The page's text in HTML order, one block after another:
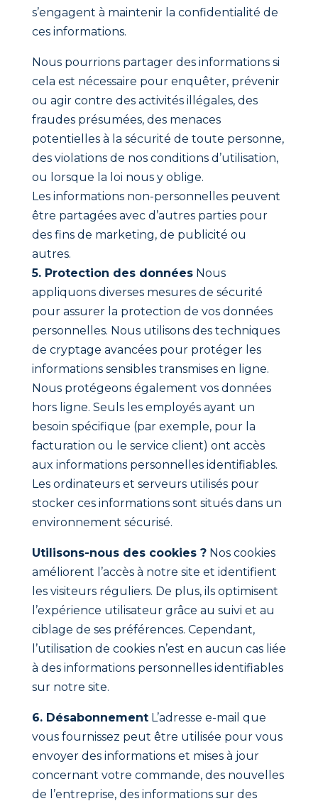
s’engagent à maintenir la confidentialité de
ces informations.
Nous pourrions partager des informations si
cela est nécessaire pour enquêter, prévenir
ou agir contre des activités illégales, des
fraudes présumées, des menaces
potentielles à la sécurité de toute personne,
des violations de nos conditions d’utilisation,
ou lorsque la loi nous y oblige.
Les informations non-personnelles peuvent
être partagées avec d’autres parties pour
des fins de marketing, de publicité ou
autres.
5. Protection des donnéesNous
appliquons diverses mesures de sécurité
pour assurer la protection de vos données
personnelles. Nous utilisons des techniques
de cryptage avancées pour protéger les
informations sensibles transmises en ligne.
Nous protégeons également vos données
hors ligne. Seuls les employés ayant un
besoin spécifique (par exemple, pour la
facturation ou le service client) ont accès
aux informations personnelles identifiables.
Les ordinateurs et serveurs utilisés pour
stocker ces informations sont situés dans un
environnement sécurisé.
Utilisons-nous des cookies ?Nos cookies
améliorent l’accès à notre site et identifient
les visiteurs réguliers. De plus, ils optimisent
l’expérience utilisateur grâce au suivi et au
ciblage de ses préférences. Cependant,
l’utilisation de cookies n’est en aucun cas liée
à des informations personnelles identifiables
sur notre site.
6. DésabonnementL’adresse e-mail que
vous fournissez peut être utilisée pour vous
envoyer des informations et mises à jour
concernant votre commande, des nouvelles
de l’entreprise, des informations sur des